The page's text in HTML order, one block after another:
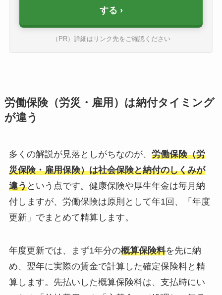
する
（PR）詳細はリンク先をご確認ください
労働保険（労災・雇用）は納付タイミング
が違う
多くの解説が見落としがちなのが、 労働保険（労
災保険・雇用保険）は社会保険と納付のしくみが
違うという点です。健康保険や厚生年金は毎月納
付しますが、労働保険は原則として年1回、「年度
更新」でまとめて精算します。
年度更新では、まず1年分の概算保険料を先に納
め、翌年に実際の賃金で計算した確定保険料と精
算します。先払いした概算保険料は、支払時にい